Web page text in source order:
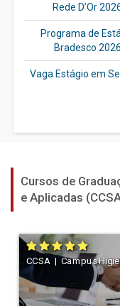
Rede D’Or
Programa de
Bradesco 2026
Vaga Estágio em
Cursos de
e Aplicadas
CCSA | Campus